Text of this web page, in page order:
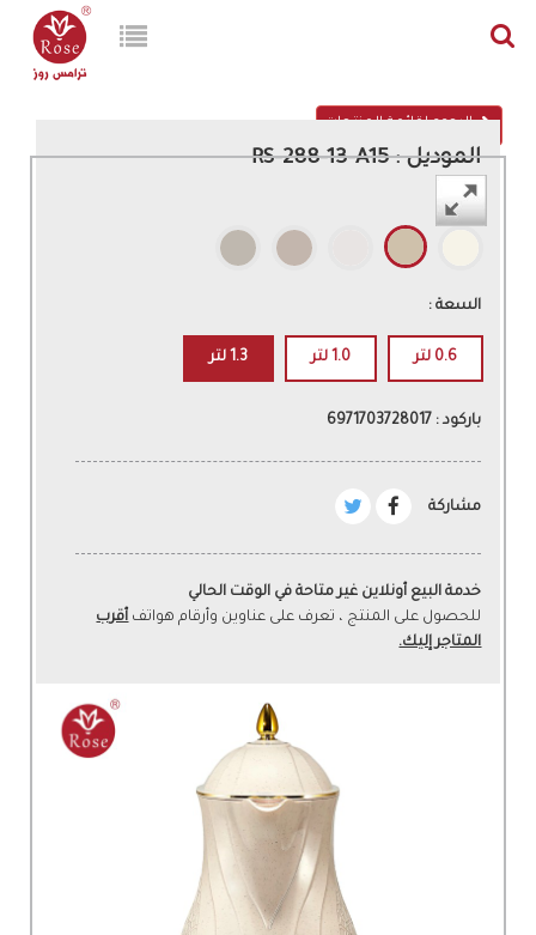
الرجوع لقائمة المنتجات
الموديل : RS-288-13-A15
اللون :
السعة :
0.6 لتر 1.0 لتر 1.3 لتر
باركود : 6971703728017
مشاركة
خدمة البيع أونلاين غير متاحة في الوقت الحالي
للحصول على المنتج ، تعرف على عناوين وأرقام هواتفأقرب
المتاجر إليك.